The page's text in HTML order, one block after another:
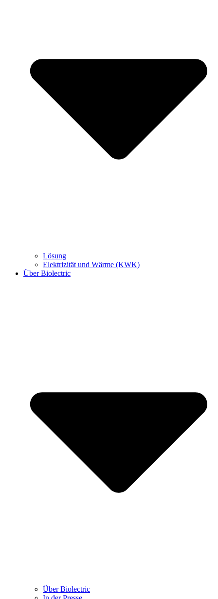
Lösung
Elektrizität und Wärme (KWK)
Über Biolectric
Über Biolectric